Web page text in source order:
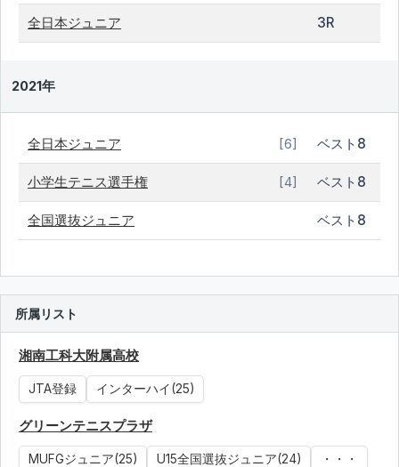
全日本ジュニア 3R
2021年
全日本ジュニア [6] ベスト8
小学生テニス選手権 [4] ベスト8
全国選抜ジュニア ベスト8
所属リスト
湘南工科大附属高校
JTA登録 インターハイ(25)
グリーンテニスプラザ
MUFGジュニア(25) U15全国選抜ジュニア(24)
・・・